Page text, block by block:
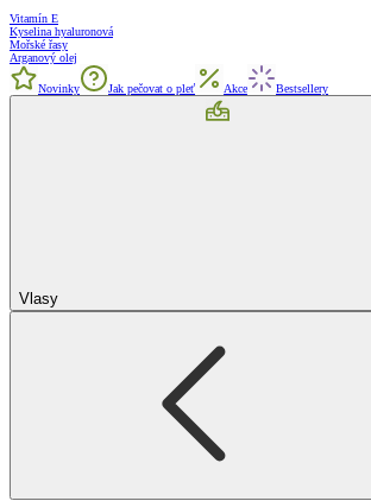
Vitamín E
Kyselina hyaluronová
Mořské řasy
Arganový olej
Novinky Jak pečovat o pleť Akce Bestsellery
Vlasy